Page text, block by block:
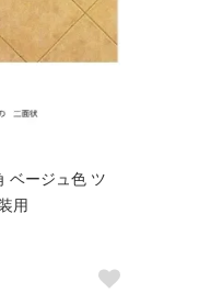
ベージュ色 ツ
用